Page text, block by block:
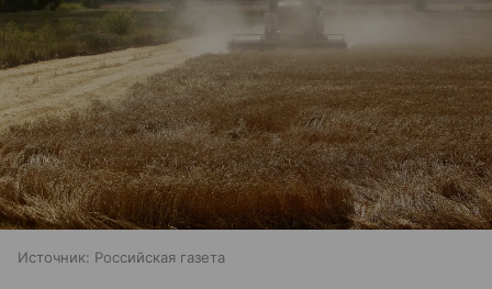
Источник: Российская газета